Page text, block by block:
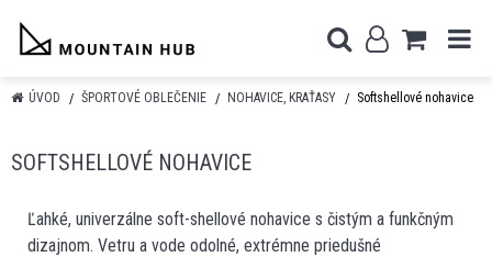
ÚVOD ŠPORTOVÉ OBLEČENIE NOHAVICE, KRAŤASY Softshellové nohavice
SOFTSHELLOVÉ NOHAVICE
Ľahké, univerzálne soft-shellové nohavice s čistým a funkčným
dizajnom. Vetru a vode odolné, extrémne priedušné